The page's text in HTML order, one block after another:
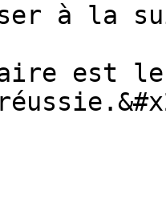
à la
est